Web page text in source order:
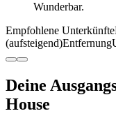
Wunderbar.
Empfohlene Unterkünfte
(aufsteigend)Entfernung
Deine
House